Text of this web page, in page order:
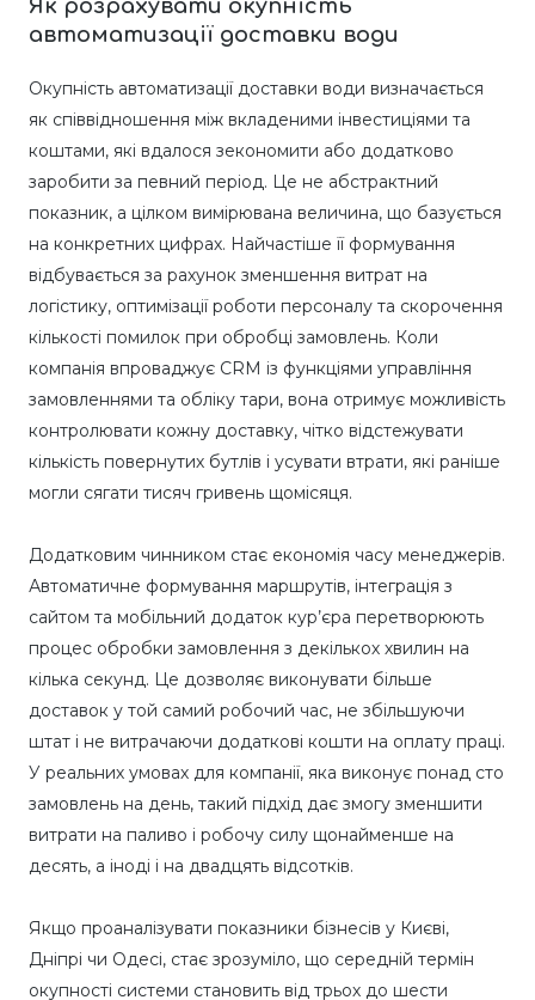
Як розрахувати окупність
автоматизації доставки води
Окупність автоматизації доставки води визначається
як співвідношення між вкладеними інвестиціями та
коштами, які вдалося зекономити або додатково
заробити за певний період. Це не абстрактний
показник, а цілком вимірювана величина, що базується
на конкретних цифрах. Найчастіше її формування
відбувається за рахунок зменшення витрат на
логістику, оптимізації роботи персоналу та скорочення
кількості помилок при обробці замовлень. Коли
компанія впроваджує CRM із функціями управління
замовленнями та обліку тари, вона отримує можливість
контролювати кожну доставку, чітко відстежувати
кількість повернутих бутлів і усувати втрати, які раніше
могли сягати тисяч гривень щомісяця.
Додатковим чинником стає економія часу менеджерів.
Автоматичне формування маршрутів, інтеграція з
сайтом та мобільний додаток кур’єра перетворюють
процес обробки замовлення з декількох хвилин на
кілька секунд. Це дозволяє виконувати більше
доставок у той самий робочий час, не збільшуючи
штат і не витрачаючи додаткові кошти на оплату праці.
У реальних умовах для компанії, яка виконує понад сто
замовлень на день, такий підхід дає змогу зменшити
витрати на паливо і робочу силу щонайменше на
десять, а іноді і на двадцять відсотків.
Якщо проаналізувати показники бізнесів у Києві,
Дніпрі чи Одесі, стає зрозуміло, що середній термін
окупності системи становить від трьох до шести